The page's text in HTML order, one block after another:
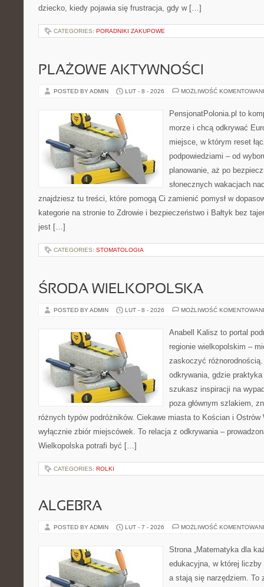
dziecko, kiedy pojawia się frustracja, gdy w […]
CATEGORIES: PORADNIKI ZAKUPOWE
PLAŻOWE AKTYWNOŚCI
POSTED BY ADMIN LUT - 8 - 2026 MOŻLIWOŚĆ
PensjonatPolonia.pl to
morze i chcą odkrywać
miejsce, w którym reset
podpowiedziami – od
planowanie, aż po
słonecznych wakacjach
znajdziesz tu treści, które pomogą Ci zamienić pomysł w
kategorie na stronie to Zdrowie i bezpieczeństwo i Bałtyk bez
jest […]
CATEGORIES: STOMATOLOGIA
ŚRODA WIELKOPOLSKA
POSTED BY ADMIN LUT - 8 - 2026 MOŻLIWOŚĆ
Anabell Kalisz to portal
regionie wielkopolskim –
zaskoczyć
odkrywania, gdzie
szukasz inspiracji na
poza głównym szlakiem,
różnych typów podróżników. Ciekawe miasta to Kościan i
wyłącznie zbiór miejscówek. To relacja z odkrywania –
Wielkopolska potrafi być […]
CATEGORIES: ROLKI
ALGEBRA
POSTED BY ADMIN LUT - 7 - 2026 MOŻLIWOŚĆ
Strona „Matematyka dla
edukacyjna, w której
a stają się narzędziem. To